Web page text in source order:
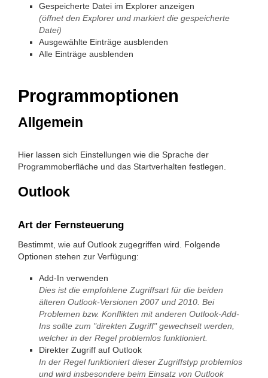
Gespeicherte Datei im Explorer anzeigen
(öffnet den Explorer und markiert die gespeicherte
Datei)
Ausgewählte Einträge ausblenden
Alle Einträge ausblenden
Programmoptionen
Allgemein
Hier lassen sich Einstellungen wie die Sprache der
Programmoberfläche und das Startverhalten festlegen.
Outlook
Art der Fernsteuerung
Bestimmt, wie auf Outlook zugegriffen wird. Folgende
Optionen stehen zur Verfügung:
Add-In verwenden
Dies ist die empfohlene Zugriffsart für die beiden
älteren Outlook-Versionen 2007 und 2010. Bei
Problemen bzw. Konflikten mit anderen Outlook-Add-
Ins sollte zum "direkten Zugriff" gewechselt werden,
welcher in der Regel problemlos funktioniert.
Direkter Zugriff auf Outlook
In der Regel funktioniert dieser Zugriffstyp problemlos
und wird insbesondere beim Einsatz von Outlook